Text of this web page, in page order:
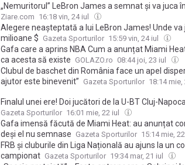
„Nemuritorul” LeBron James a semnat și va juca
pentru bani”. Va ajunge la 24 de sezoane în cea
Ziare.com 16:18 vin, 24 iul
Alegere neașteptată a lui LeBron James! Unde
milioane $ Gazeta Sporturilor 15:59 vin, 24 iul
Gafa care a aprins NBA Cum a anunțat Miami
ca acesta să existe GOLAZO.ro 08:44 joi, 23 iul
Clubul de baschet din România face un apel
ajutor este binevenit” Gazeta Sporturilor 18:14 mie,
Finalul unei ere! Doi jucători de la U-BT Cluj-
Gazeta Sporturilor 16:01 mie, 22 iul
Gafa imensă făcută de Miami Heat: au anunțat
deși el nu semnase Gazeta Sporturilor 15:14 mie, 22
FRB și cluburile din Liga Națională au ajuns la un
campionat Gazeta Sporturilor 19:34 mar, 21 iul